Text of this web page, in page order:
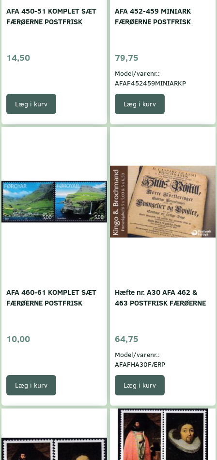
AFA 450-51 KOMPLET SÆT
FÆRØERNE POSTFRISK
14,50
Læg i kurv
AFA 452-459 MINIARK
FÆRØERNE POSTFRISK
79,75
Model/varenr.:
AFAF452459MINIARKP
Læg i kurv
AFA 460-61 KOMPLET SÆT
FÆRØERNE POSTFRISK
10,00
Læg i kurv
Hæfte nr. A30 AFA 462 &
463 POSTFRISK FÆRØERNE
64,75
Model/varenr.:
AFAFHA30FÆRP
Læg i kurv